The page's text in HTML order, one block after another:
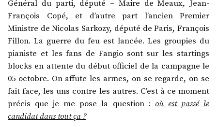
Général du parti, député – Maire de Meaux, Jean-
François Copé, et d’autre part l’ancien Premier
Ministre de Nicolas Sarkozy, député de Paris, François
Fillon. La guerre du feu est lancée. Les groupies du
pianiste et les fans de Fangio sont sur les startings
blocks en attente du début officiel de la campagne le
05 octobre. On affute les armes, on se regarde, on se
fait face, les uns contre les autres. C’est à ce moment
précis que je me pose la question : où est passé le
candidat dans tout ça ?